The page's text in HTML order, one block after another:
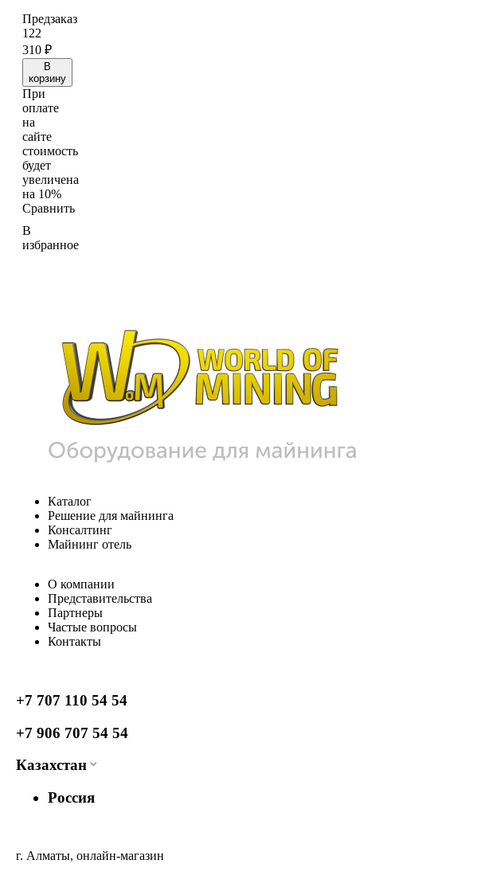
Предзаказ
122
310 ₽
В
корзину
При
оплате
на
сайте
стоимость
будет
увеличена
на 10%
Сравнить
В
избранное
Каталог
Решение для майнинга
Консалтинг
Майнинг отель
О компании
Представительства
Партнеры
Частые вопросы
Контакты
+7 707 110 54 54
+7 906 707 54 54
Казахстан
Россия
г. Алматы, онлайн-магазин